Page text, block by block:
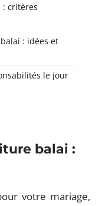
: critères
: idées et
le jour
balai :
votre mariage,